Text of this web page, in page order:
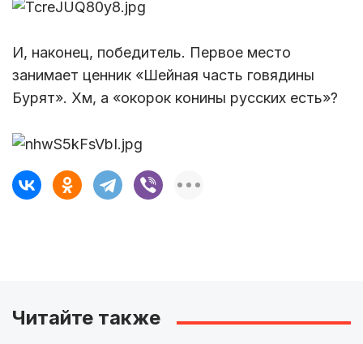
И, наконец, победитель. Первое место
занимает ценник «Шейная часть говядины
Бурят». Хм, а «окорок конины русских есть»?
Читайте также